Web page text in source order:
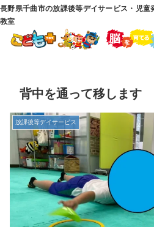
長野県千曲市の放課後等デイサービス・児
教室
背中を通って移します
放課後等デイサービス